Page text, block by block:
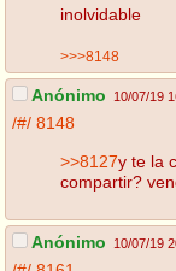
inolvidable
>>>8148
Anónimo 10/07/19
/#/ 8148
>>8127y te la
compartir?
Anónimo 10/07/19